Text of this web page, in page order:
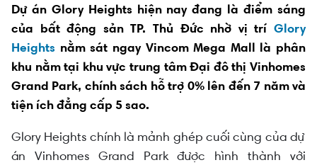
Vinhomes Grand Park
Vị trí Glory Heights tọa độ vàng cho kết nối đa
chiều
Dự án Glory Heights hiện nay đang là điểm sáng
của bất động sản TP. Thủ Đức nhờ vị trí Glory
Heights nằm sát ngay Vincom Mega Mall là phân
khu nằm tại khu vực trung tâm Đại đô thị Vinhomes
Grand Park, chính sách hỗ trợ 0% lên đến 7 năm và
tiện ích đẳng cấp 5 sao.
Glory Heights chính là mảnh ghép cuối cùng của dự
án Vinhomes Grand Park được hình thành với